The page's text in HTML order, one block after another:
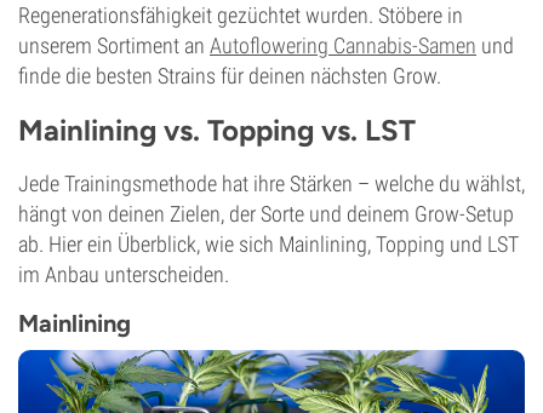
Regenerationsfähigkeit gezüchtet wurden. Stöbere in
unserem Sortiment an Autoflowering Cannabis-Samen und
finde die besten Strains für deinen nächsten Grow.
Mainlining vs. Topping vs. LST
Jede Trainingsmethode hat ihre Stärken – welche du wählst,
hängt von deinen Zielen, der Sorte und deinem Grow-Setup
ab. Hier ein Überblick, wie sich Mainlining, Topping und LST
im Anbau unterscheiden.
Mainlining